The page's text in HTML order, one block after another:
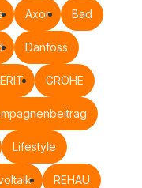
Axor Bad
Danfoss
GROHE
Lifestyle
REHAU